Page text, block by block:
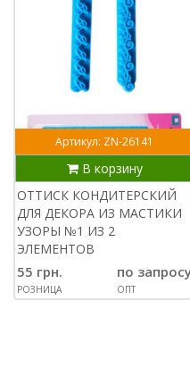
Артикул: ZN-26141
В корзину
ОТТИСК КОНДИТЕРСКИЙ
ДЛЯ ДЕКОРА ИЗ МАСТИКИ
УЗОРЫ №1 ИЗ 2
ЭЛЕМЕНТОВ
55 грн.
РОЗНИЦА
по
ОПТ